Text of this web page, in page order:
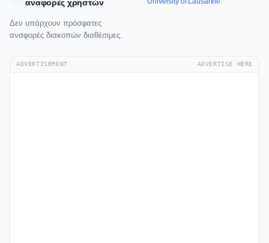
αναφορές χρηστών
Δεν υπάρχουν πρόσφατες
αναφορές διακοπών διαθέσιμες.
ADVERTISEMENT ADVERTISE HERE